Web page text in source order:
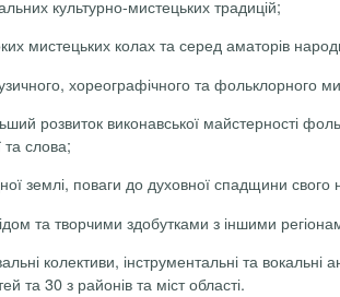
культурно-мистецьких традицій;
мистецьких колах та серед аматорів
хореографічного та фольклорного
розвиток виконавської майстерності
та слова;
землі, поваги до духовної спадщини свого
та творчими здобутками з іншими
колективи, інструментальні та вокальні
та 30 з районів та міст області.